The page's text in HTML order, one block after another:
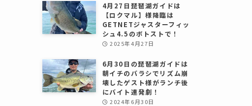
4月27日琵琶湖ガイドは
【ロクマル】様降臨は
GETNETジャスターフィッ
シュ4.5のボトストで！
2025年4月27日
6月30日の琵琶湖ガイドは
朝イチのバラシでリズム崩
壊したゲスト様がランチ後
にバイト連発劇！
2024年6月30日